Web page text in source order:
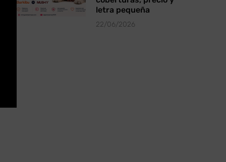
letra pequeña
22/06/2026